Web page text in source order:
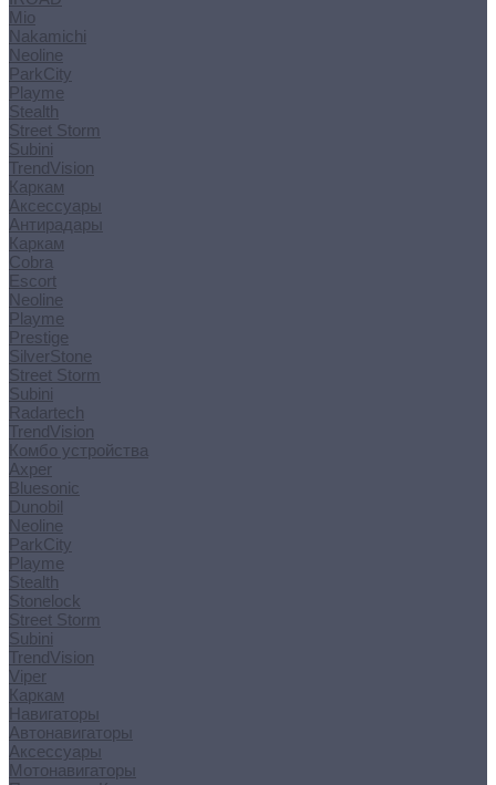
Mio
Nakamichi
Neoline
ParkCity
Playme
Stealth
Street Storm
Subini
TrendVision
Каркам
Аксессуары
Антирадары
Каркам
Cobra
Escort
Neoline
Playme
Prestige
SilverStone
Street Storm
Subini
Radartech
TrendVision
Комбо устройства
Axper
Bluesonic
Dunobil
Neoline
ParkCity
Playme
Stealth
Stonelock
Street Storm
Subini
TrendVision
Viper
Каркам
Навигаторы
Автонавигаторы
Аксессуары
Мотонавигаторы